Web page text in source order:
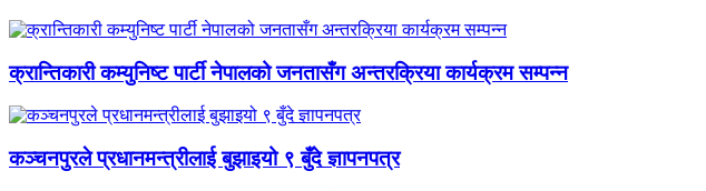
क्रान्तिकारी कम्युनिष्ट पार्टी नेपालको जनतासँग अन्तरक्रिया कार्यक्रम सम्पन्न
कञ्चनपुरले प्रधानमन्त्रीलाई बुझाइयो ९ बुँदे ज्ञापनपत्र